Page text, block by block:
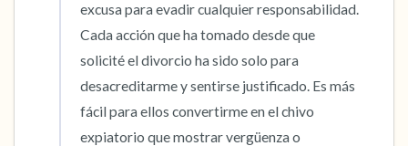
excusa para evadir cualquier responsabilidad.
Cada acción que ha tomado desde que
solicité el divorcio ha sido solo para
desacreditarme y sentirse justificado. Es más
fácil para ellos convertirme en el chivo
expiatorio que mostrar vergüenza o